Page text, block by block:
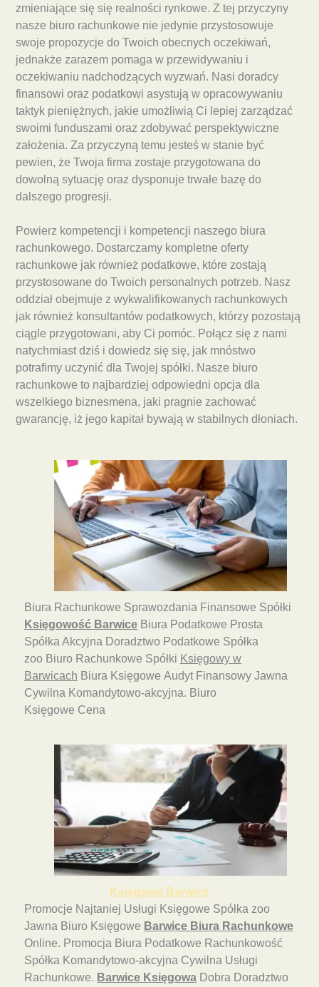
zmieniające się się realności rynkowe. Z tej przyczyny
nasze biuro rachunkowe nie jedynie przystosowuje
swoje propozycje do Twoich obecnych oczekiwań,
jednakże zarazem pomaga w przewidywaniu i
oczekiwaniu nadchodzących wyzwań. Nasi doradcy
finansowi oraz podatkowi asystują w opracowywaniu
taktyk pieniężnych, jakie umożliwią Ci lepiej zarządzać
swoimi funduszami oraz zdobywać perspektywiczne
założenia. Za przyczyną temu jesteś w stanie być
pewien, że Twoja firma zostaje przygotowana do
dowolną sytuację oraz dysponuje trwałe bazę do
dalszego progresji.
Powierz kompetencji i kompetencji naszego biura
rachunkowego. Dostarczamy kompletne oferty
rachunkowe jak również podatkowe, które zostają
przystosowane do Twoich personalnych potrzeb. Nasz
oddział obejmuje z wykwalifikowanych rachunkowych
jak również konsultantów podatkowych, którzy pozostają
ciągle przygotowani, aby Ci pomóc. Połącz się z nami
natychmiast dziś i dowiedz się się, jak mnóstwo
potrafimy uczynić dla Twojej spółki. Nasze biuro
rachunkowe to najbardziej odpowiedni opcja dla
wszelkiego biznesmena, jaki pragnie zachować
gwarancję, iż jego kapitał bywają w stabilnych dłoniach.
Biura Rachunkowe Sprawozdania Finansowe Spółki
Księgowość Barwice Biura Podatkowe Prosta
Spółka Akcyjna Doradztwo Podatkowe Spółka
zoo Biuro Rachunkowe Spółki Księgowy w
Barwicach Biura Księgowe Audyt Finansowy Jawna
Cywilna Komandytowo-akcyjna. Biuro
Księgowe Cena
Księgowa Barwice
Promocje Najtaniej Usługi Księgowe Spółka zoo
Jawna Biuro Księgowe Barwice Biura Rachunkowe
Online. Promocja Biura Podatkowe Rachunkowość
Spółka Komandytowo-akcyjna Cywilna Usługi
Rachunkowe. Barwice Księgowa Dobra Doradztwo